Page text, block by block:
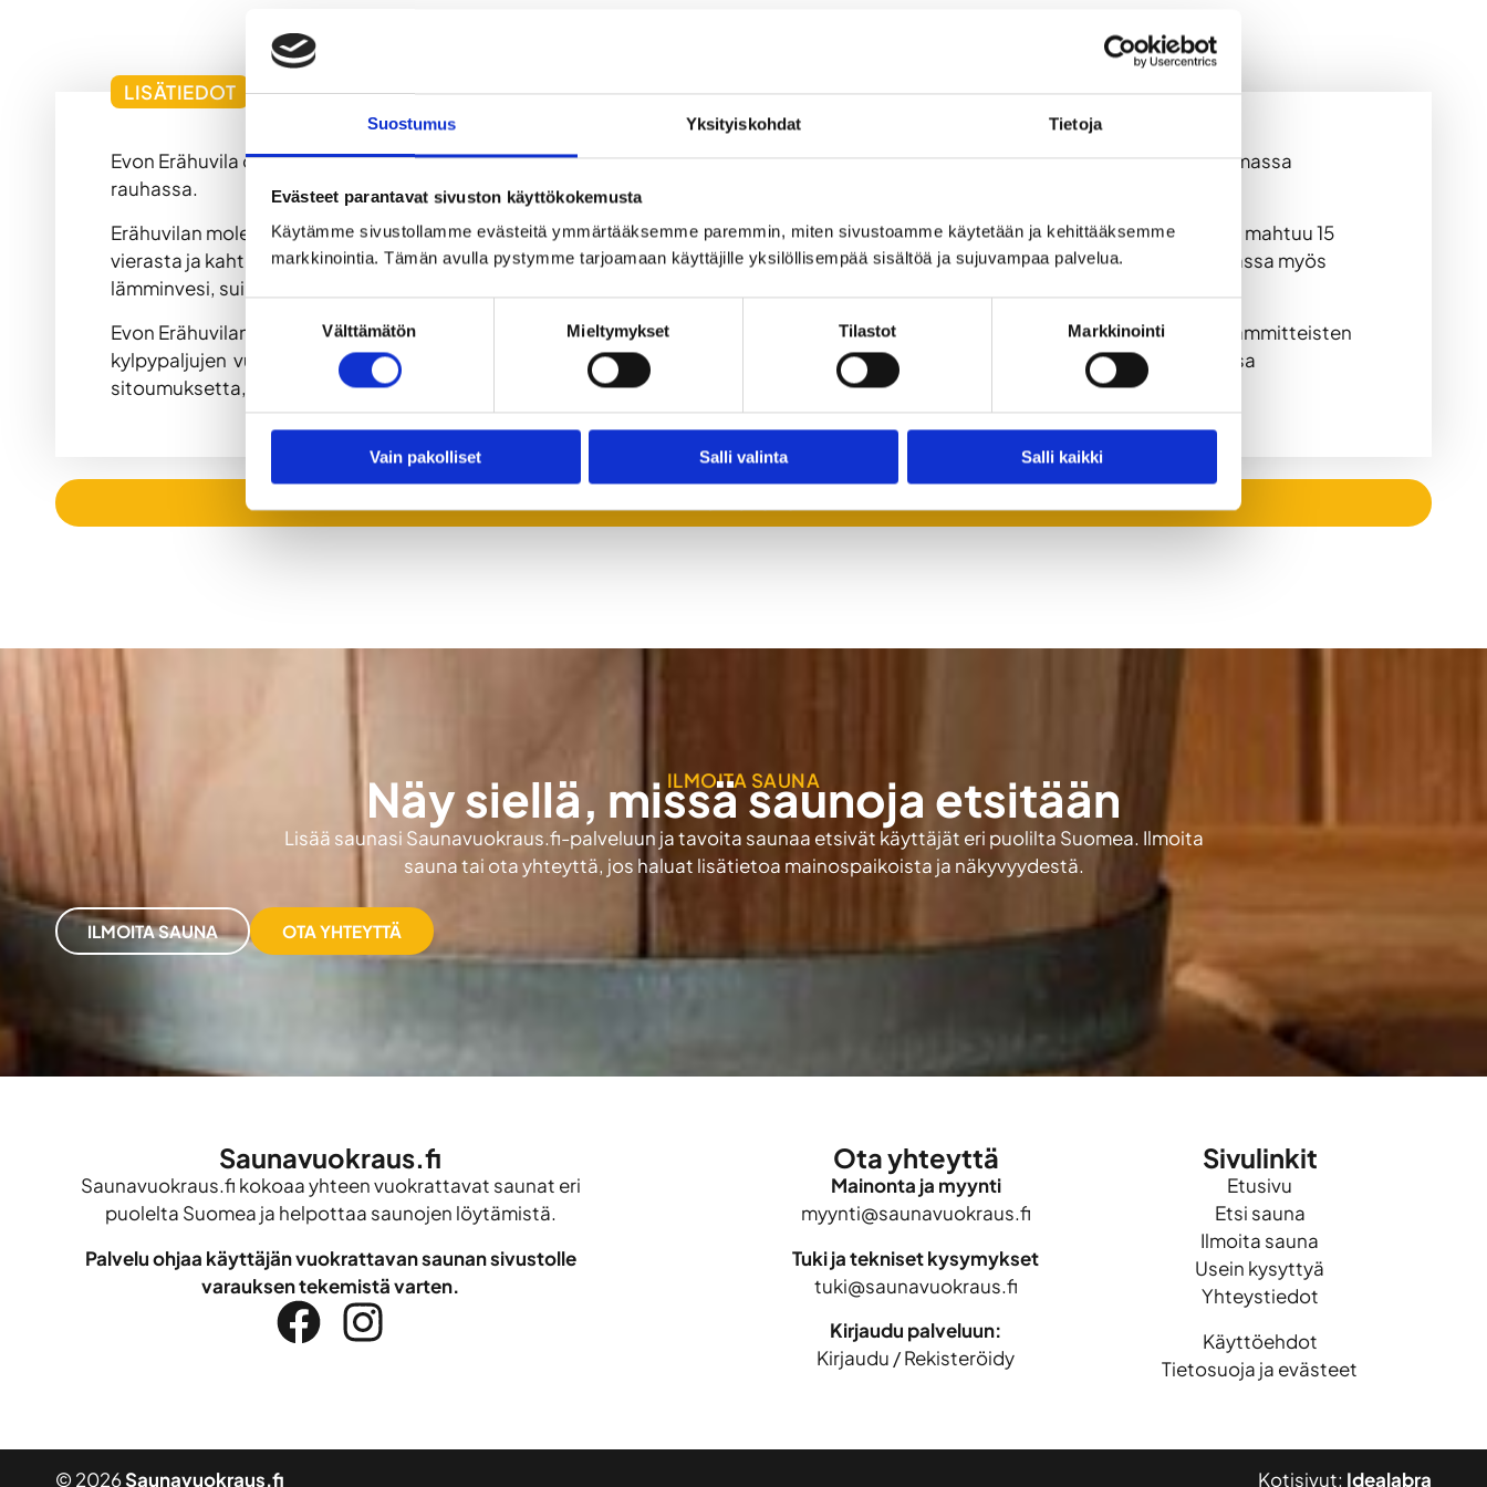
Suostumus Yksityiskohdat Tietoja
Evästeet parantavat sivuston käyttökokemusta
Käytämme sivustollamme evästeitä ymmärtääksemme paremmin, miten sivustoamme käytetään ja kehittääksemme
markkinointia. Tämän avulla pystymme tarjoamaan käyttäjille yksilöllisempää sisältöä ja sujuvampaa palvelua.
valinta
Välttämätön Mieltymykset Tilastot Markkinointi
Vain pakolliset Salli valinta Salli kaikki
LISÄTIEDOT
Evon Erähuvila on uniikki, tukkikämpästä vuokrakäyttöön saneerattu mökki kaikilla mukavuuksilla Hämeenlinnan Evon alueella, omassa
rauhassa.
Erähuvilan molemmat saunat on mahdollista vuokrata osana majoitusta tai rajoitetusti myös erikseen. Majoittumaan Erähuvilaan mahtuu 15
vierasta ja kahteen saunaan sopii löylyttelemään kumpaankin 5–10 saunojaa. Molemmissa saunoissa on juokseva vesi, sisäsaunassa myös
lämminvesi, suihku ja wc.
Evon Erähuvilan tilat ja saunat ovat vuokrattavissa ympäri vuoden. Saunojen vuokraus yhdeksi vuorokaudeksi alkaen 195 €. Puulämmitteisten
kylpypaljujen vuokraus lisäksi alkaen 79 €. Paljun esilämmitys 95 €/kerta (katso myös muut lisäpalvelumme). Hinnat ovat voimassa
sitoumuksetta, tarkan hinnan saat pyytämällä tarjouksen Evon Luonnon verkkosivujen tarjouspyyntölomakkeella.
ILMOITA SAUNA
Näy siellä, missä saunoja etsitään
Lisää saunasi Saunavuokraus.fi-palveluun ja tavoita saunaa etsivät käyttäjät eri puolilta Suomea. Ilmoita
sauna tai ota yhteyttä, jos haluat lisätietoa mainospaikoista ja näkyvyydestä.
ILMOITA SAUNA OTA YHTEYTTÄ
Saunavuokraus.fi
Saunavuokraus.fi kokoaa yhteen vuokrattavat saunat eri
puolelta Suomea ja helpottaa saunojen löytämistä.
Palvelu ohjaa käyttäjän vuokrattavan saunan sivustolle
varauksen tekemistä varten.
Ota yhteyttä
Mainonta ja myynti
myynti@saunavuokraus.fi
Tuki ja tekniset kysymykset
tuki@saunavuokraus.fi
Kirjaudu palveluun:
Kirjaudu /Rekisteröidy
Sivulinkit
Etusivu
Etsi sauna
Ilmoita sauna
Usein kysyttyä
Yhteystiedot
Käyttöehdot
Tietosuoja ja evästeet
© 2026Saunavuokraus.fi Kotisivut: Idealabra